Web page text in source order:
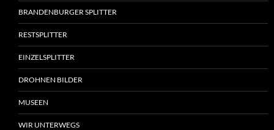
BRANDENBURGER SPLITTER
RESTSPLITTER
EINZELSPLITTER
DROHNEN BILDER
MUSEEN
WIR UNTERWEGS